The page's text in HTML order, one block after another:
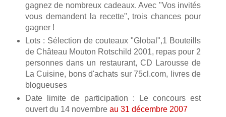
gagnez de nombreux cadeaux. Avec "Vos invités
vous demandent la recette", trois chances pour
gagner !
Lots : Sélection de couteaux "Global",1 Bouteills
de Château Mouton Rotschild 2001, repas pour 2
personnes dans un restaurant, CD Larousse de
La Cuisine, bons d'achats sur 75cl.com, livres de
blogueuses
Date limite de participation : Le concours est
ouvert du 14 novembre au 31 décembre 2007